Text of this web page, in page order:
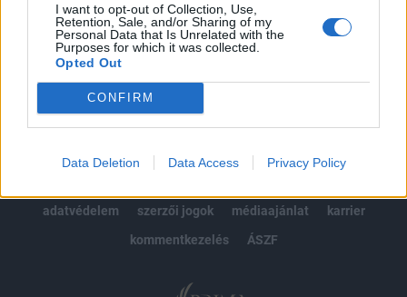
I want to opt-out of Collection, Use,
Retention, Sale, and/or Sharing of my
Personal Data that Is Unrelated with the
Purposes for which it was collected.
Opted Out
CONFIRM
Data Deletion Data Access Privacy Policy
MÁR ELŐFIZETŐNK VAGY?BEJELENTKEZÉS
adatvédelem
szerzői jogok médiaajánlat
karrier
kommentkezelés
ÁSZF